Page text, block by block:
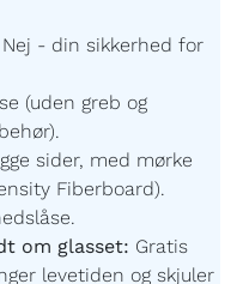
Nej - din sikkerhed for
(uden greb og
sider, med mørke
Fiberboard).
om glasset: Gratis
levetiden og skjuler